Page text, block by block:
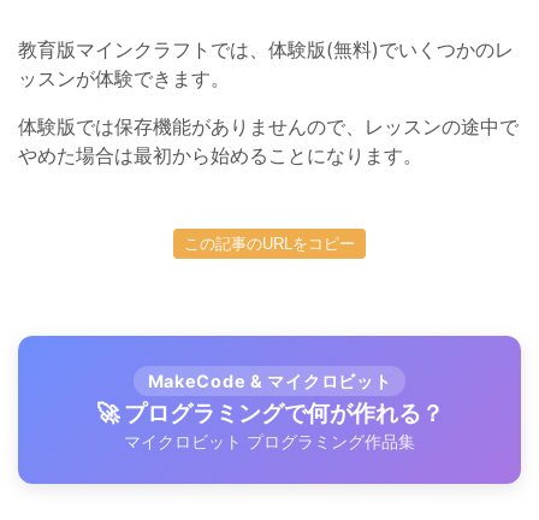
教育版マインクラフトでは、体験版(無料)でいくつかのレ
ッスンが体験できます。
体験版では保存機能がありませんので、レッスンの途中で
やめた場合は最初から始めることになります。
この記事のURLをコピー
MakeCode & マイクロビット
🚀 プログラミングで何が作れる？
マイクロビット プログラミング作品集